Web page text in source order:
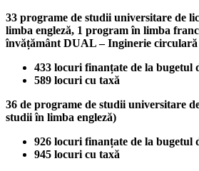
33 programe de studii universitare de
limba engleză, 1 program în limba
învățământ DUAL – Inginerie circulară
433 locuri finanțate de la bugetul
589 locuri cu taxă
36 de programe de studii universitare
studii în limba engleză)
926 locuri finanțate de la bugetul
945 locuri cu taxă